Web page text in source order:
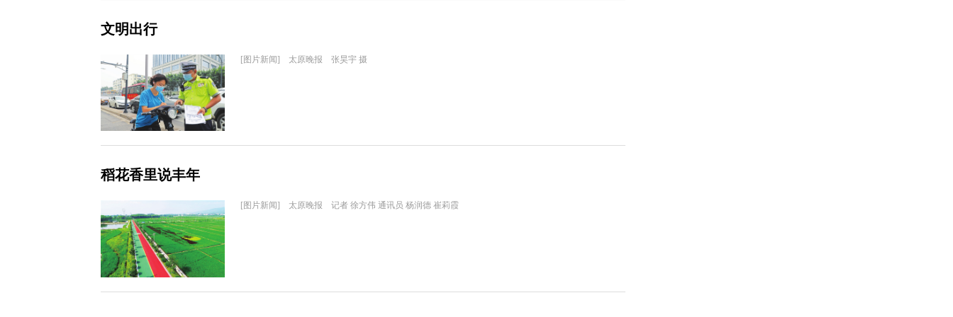
文明出行
[图片新闻] 太原晚报 张昊宇 摄
稻花香里说丰年
[图片新闻] 太原晚报 记者 徐方伟 通讯员 杨润德 崔莉霞